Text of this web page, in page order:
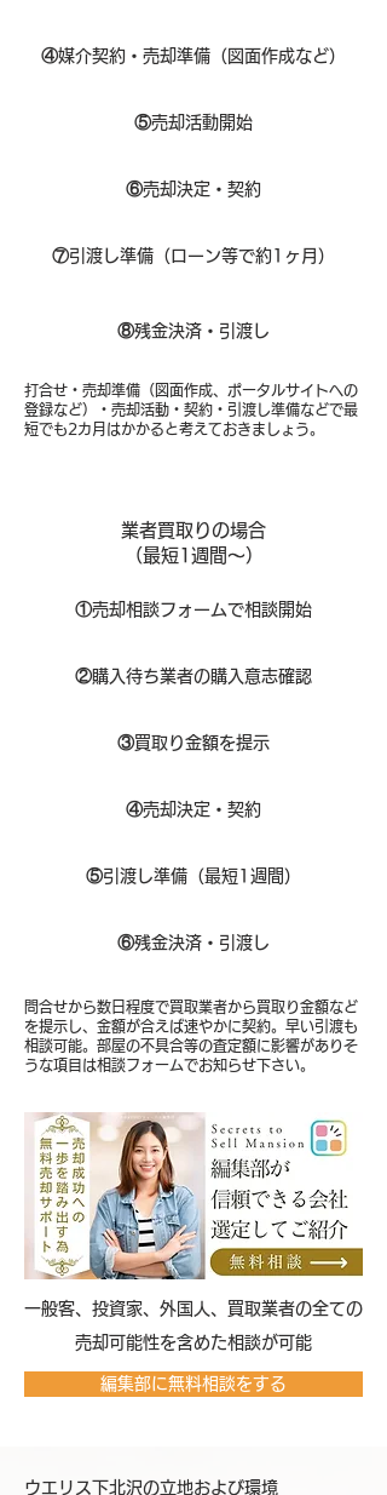
④媒介契約・売却準備（図面作成など）
⑤売却活動開始
⑥売却決定・契約
⑦引渡し準備（ローン等で約1ヶ月）
打合せ・売却準備（図面作成、ポータルサイトへの
登録など）・売却活動・契約・引渡し準備などで最
短でも2カ月はかかると考えておきましょう。
⑧​残金決済・引渡し
業者買取りの場合
（​最短1週間～）
①​売却相談フォームで相談開始
②購入待ち業者の購入意志確認
③買取り金額を提示
④売却決定・契約
⑤引渡し準備（最短1週間）
⑥残金決済・引渡し
問合せから数日程度で買取業者から買取り金額など
を提示し、金額が合えば速やかに契約。早い引渡も
相談可能。部屋の不具合等の査定額に影響がありそ
うな項目は相談フォームでお知らせ下さい。
​一般客、投資家、外国人、買取業者の全ての
売却可能性を含めた相談が可能
編集部に無料相談をする
ウエリス下北沢の立地および環境